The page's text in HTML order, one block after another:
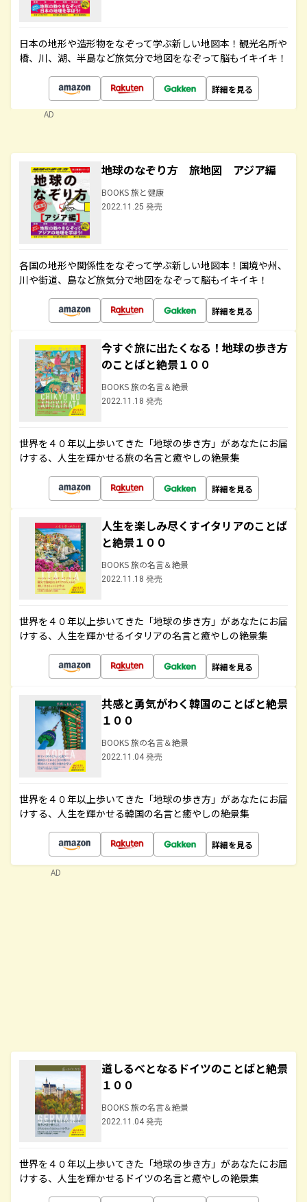
日本の地形や造形物をなぞって学ぶ新しい地図本！観光名所や
橋、川、湖、半島など旅気分で地図をなぞって脳もイキイキ！
詳細を見る
AD
地球のなぞり方 旅地図 アジア編
BOOKS 旅と健康
2022.11.25 発売
各国の地形や関係性をなぞって学ぶ新しい地図本！国境や州、
川や街道、島など旅気分で地図をなぞって脳もイキイキ！
詳細を見る
今すぐ旅に出たくなる！地球の歩き方
のことばと絶景１００
BOOKS 旅の名言＆絶景
2022.11.18 発売
世界を４０年以上歩いてきた「地球の歩き方」があなたにお届
けする、人生を輝かせる旅の名言と癒やしの絶景集
詳細を見る
人生を楽しみ尽くすイタリアのことば
と絶景１００
BOOKS 旅の名言＆絶景
2022.11.18 発売
世界を４０年以上歩いてきた「地球の歩き方」があなたにお届
けする、人生を輝かせるイタリアの名言と癒やしの絶景集
詳細を見る
共感と勇気がわく韓国のことばと絶景
１００
BOOKS 旅の名言＆絶景
2022.11.04 発売
世界を４０年以上歩いてきた「地球の歩き方」があなたにお届
けする、人生を輝かせる韓国の名言と癒やしの絶景集
詳細を見る
道しるべとなるドイツのことばと絶景
１００
BOOKS 旅の名言＆絶景
2022.11.04 発売
世界を４０年以上歩いてきた「地球の歩き方」があなたにお届
けする、人生を輝かせるドイツの名言と癒やしの絶景集
AD